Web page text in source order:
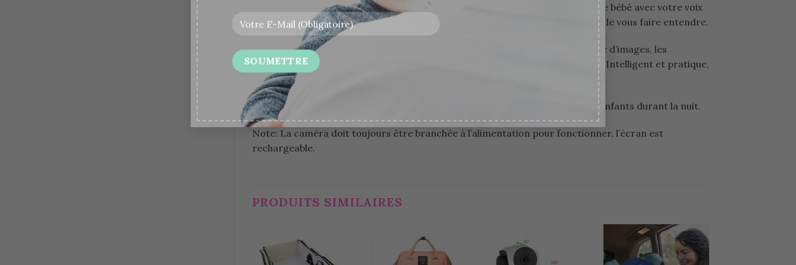
Doté de la technologie GFSK qui réduit les interférences audio. Rassurer votre bébé avec votre voix
grâce au son bidirectionnel, qui vous permet à la fois d’écouter votre bébé et de vous faire entendre.
Ce moniteur baby phone dispose de multiples fonctions comme la surveillance d’images, les
informations de température dans la pièce, Un réveil, Un lecture de musique. Intelligent et pratique,
il sera idéal pour surveiller votre bébé ou à offrir en cadeau.
La vision nocturne infrarouge du moniteur vous permettra de surveiller vos enfants durant la nuit.
Note: La caméra doit toujours être branchée à l’alimentation pour fonctionner, l’écran est
rechargeable.
PRODUITS SIMILAIRES
Ajouter
Ajouter
Ajouter